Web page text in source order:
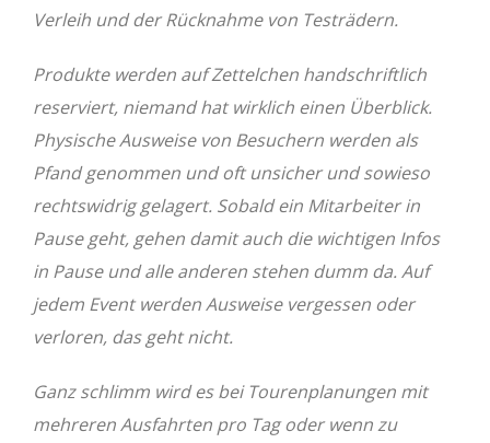
Verleih und der Rücknahme von Testrädern.
Produkte werden auf Zettelchen handschriftlich
reserviert, niemand hat wirklich einen Überblick.
Physische Ausweise von Besuchern werden als
Pfand genommen und oft unsicher und sowieso
rechtswidrig gelagert. Sobald ein Mitarbeiter in
Pause geht, gehen damit auch die wichtigen Infos
in Pause und alle anderen stehen dumm da. Auf
jedem Event werden Ausweise vergessen oder
verloren, das geht nicht.
Ganz schlimm wird es bei Tourenplanungen mit
mehreren Ausfahrten pro Tag oder wenn zu